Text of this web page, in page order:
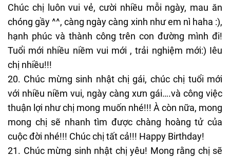
Chúc chị luôn vui vẻ, cười nhiều mỗi ngày, mau ăn
chóng gầy ^^, càng ngày càng xinh như em nì haha :),
hạnh phúc và thành công trên con đường mình đi!
Tuổi mới nhiều niềm vui mới , trải nghiệm mới:) Iêu
chị nhiều!!!
20. Chúc mừng sinh nhật chị gái, chúc chị tuổi mới
với nhiều niềm vui, ngày càng xưn gái….và công việc
thuận lợi như chị mong muốn nhé!!! À còn nữa, mong
mong chị sẽ nhanh tìm được chàng hoàng tử của
cuộc đời nhé!!! Chúc chị tất cả!!! Happy Birthday!
21. Chúc mừng sinh nhật chị yêu! Mong rằng chị sẽ